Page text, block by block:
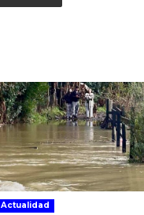
Actualidad